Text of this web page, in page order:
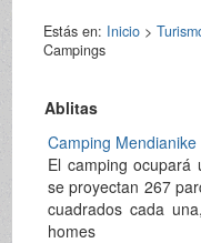
Estás en: Inicio>
Campings
Ablitas
Camping Mendianike
El camping
se proyectan 267
cuadrados cada
homes